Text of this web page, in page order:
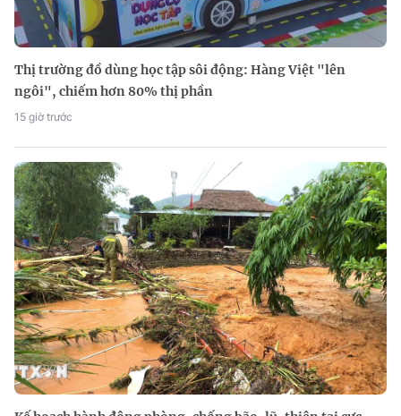
Thị trường đồ dùng học tập sôi động: Hàng Việt "lên
ngôi", chiếm hơn 80% thị phần
15 giờ trước